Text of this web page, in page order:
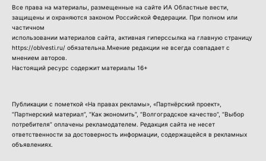
Все права на материалы, размещенные на сайте ИА Областные вести,
защищены и охраняются законом Российской Федерации. При полном или
частичном
использовании материалов сайта, активная гиперссылка на главную страницу
https://oblvesti.ru/ обязательна.Мнение редакции не всегда совпадает с
мнением авторов.
Настоящий ресурс содержит материалы 16+
Публикации с пометкой «На правах рекламы», «Партнёрский проект»,
“Партнерский материал”, “Как экономить”, “Волгоградское качество”, “Выбор
потребителя” оплачены рекламодателем. Редакция сайта не несет
ответственности за достоверность информации, содержащейся в рекламных
объявлениях.